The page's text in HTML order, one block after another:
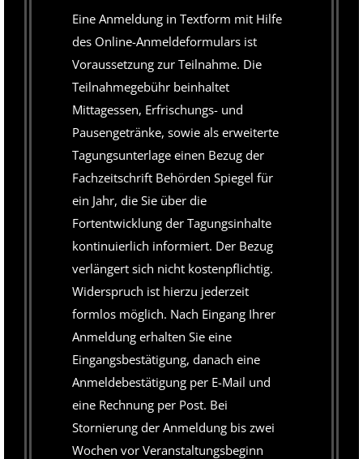
Eine Anmeldung in Textform mit Hilfe
des Online-Anmeldeformulars ist
Voraussetzung zur Teilnahme. Die
Teilnahmegebühr beinhaltet
Mittagessen, Erfrischungs- und
Pausengetränke, sowie als erweiterte
Tagungsunterlage einen Bezug der
Fachzeitschrift Behörden Spiegel für
ein Jahr, die Sie über die
Fortentwicklung der Tagungsinhalte
kontinuierlich informiert. Der Bezug
verlängert sich nicht kostenpflichtig.
Widerspruch ist hierzu jederzeit
formlos möglich. Nach Eingang Ihrer
Anmeldung erhalten Sie eine
Eingangsbestätigung, danach eine
Anmeldebestätigung per E-Mail und
eine Rechnung per Post. Bei
Stornierung der Anmeldung bis zwei
Wochen vor Veranstaltungsbeginn